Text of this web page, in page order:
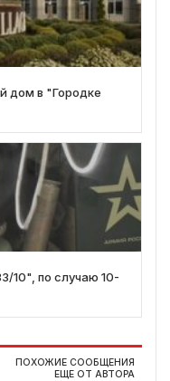
дом в "Городке
10", по случаю 10-
ПОХОЖИЕ СООБЩЕНИЯ
ЕЩЕ ОТ АВТОРА